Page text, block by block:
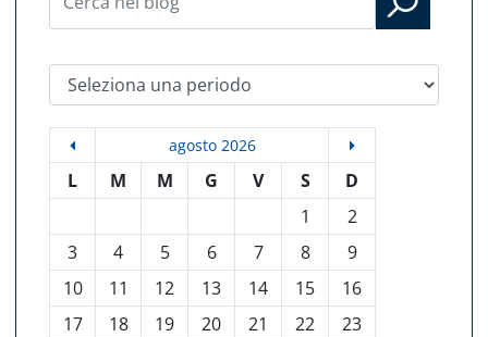
Seleziona una periodo
agosto 2026
L M M G V S
D
1
2
3
4 5 6 7 8
9
10
11 12 13 14 15
16
17
18 19 20 21 22
23